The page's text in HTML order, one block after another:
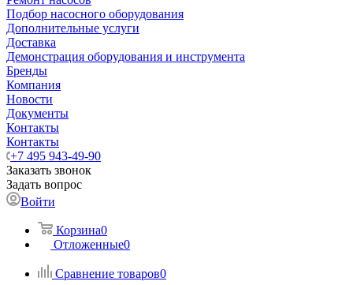
Подбор насосного оборудования
Дополнительные услуги
Доставка
Демонстрация оборудования и инструмента
Бренды
Компания
Новости
Документы
Контакты
Контакты
+7 495 943-49-90
Заказать звонок
Задать вопрос
Войти
Корзина0
Отложенные0
Сравнение товаров0